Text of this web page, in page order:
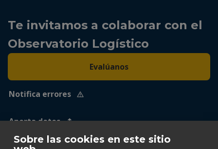
Sobre las cookies en este sitio
Te invitamos a colaborar con el
Observatorio Logístico
Evalúanos
Notifica errores
Aporta datos